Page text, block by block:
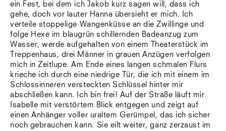
Sylt
Vellexon
Venedig
Zürich
Offenes Buch
ein Fest, bei dem ich Jakob kurz sagen will, dass ich
gehe, doch vor lauter Hanna übersieht er mich. Ich
verteile stoppelige Wangenküsse an die Zwillinge und
folge Hexe im blaugrün schillernden Badeanzug zum
Wasser, werde aufgehalten von einem Theaterstück im
Treppenhaus, drei Männer in grauen Anzügen verfolgen
mich in Zeitlupe. Am Ende eines langen schmalen Flurs
krieche ich durch eine niedrige Tür, die ich mit einem im
Schlossinneren versteckten Schlüssel hinter mir
abschließen kann. Ich bin frei! Auf der Straße läuft mir
Isabelle mit verstörtem Blick entgegen und zeigt auf
einen Anhänger voller uraltem Gerümpel, das ich sicher
noch gebrauchen kann. Sie eilt weiter, ganz zerzaust im